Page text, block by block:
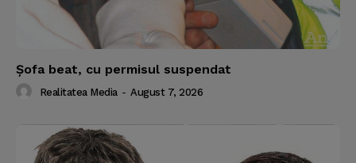
Şofa beat, cu permisul suspendat
Realitatea Media - August 7, 2026